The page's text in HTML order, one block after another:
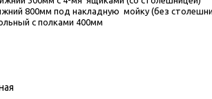
800мм под накладную  мойку (без
с полками 400мм